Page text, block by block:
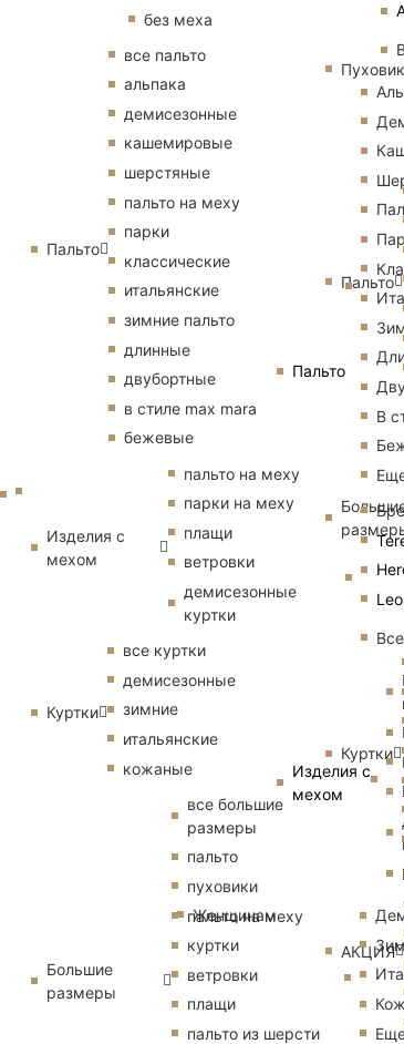
Женщинам
Пальто
В
Изделия с
мехом
без меха
Пальто
все пальто
альпака
демисезонные
кашемировые
шерстяные
пальто на меху
парки
классические
итальянские
зимние пальто
длинные
двубортные
в стиле max mara
бежевые
Изделия с
мехом
пальто на меху
парки на меху
плащи
ветровки
демисезонные
куртки
Куртки
все куртки
демисезонные
зимние
итальянские
кожаные
Большие
размеры
все большие
размеры
пальто
пуховики
пальто на меху
куртки
ветровки
плащи
пальто из шерсти
Пальто
Куртки
АКЦИЯ